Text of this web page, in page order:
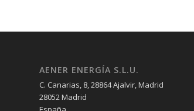
AENER ENERGÍA S.L.U.
C. Canarias, 8, 28864 Ajalvir, Madrid
28052 Madrid